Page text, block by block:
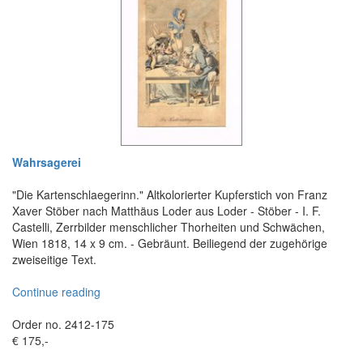
Wahrsagerei
"Die Kartenschlaegerinn." Altkolorierter Kupferstich von Franz
Xaver Stöber nach Matthäus Loder aus Loder - Stöber - I. F.
Castelli, Zerrbilder menschlicher Thorheiten und Schwächen,
Wien 1818, 14 x 9 cm. - Gebräunt. Beiliegend der zugehörige
zweiseitige Text.
Continue reading
Order no. 2412-175
€ 175,-